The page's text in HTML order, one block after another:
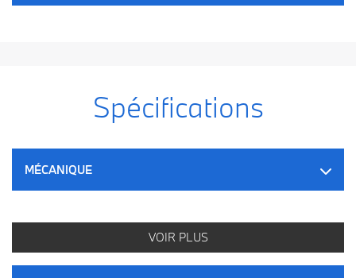
Spécifications
MÉCANIQUE
VOIR PLUS